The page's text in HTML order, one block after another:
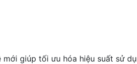
giúp tối ưu hóa hiệu suất sử